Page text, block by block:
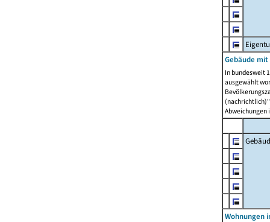
Gebäude
In bundesweit
ausgewählt
Abweichungen
Wohnungen